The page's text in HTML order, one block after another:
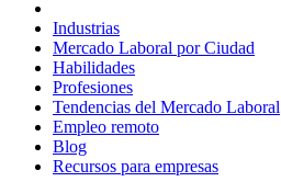
Industrias
Mercado Laboral por Ciudad
Habilidades
Profesiones
Tendencias del Mercado Laboral
Empleo remoto
Blog
Recursos para empresas